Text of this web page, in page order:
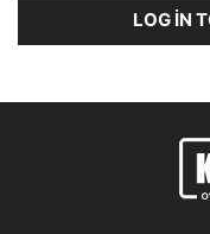
LOG IN